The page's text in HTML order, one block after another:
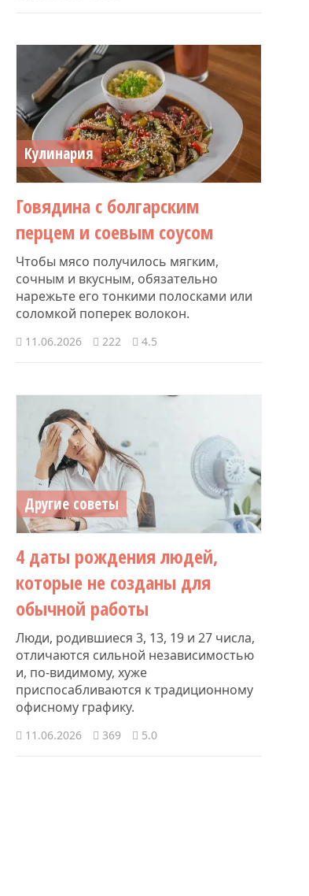
Кулинария
Говядина с болгарским
перцем и соевым соусом
Чтобы мясо получилось мягким,
сочным и вкусным, обязательно
нарежьте его тонкими полосками или
соломкой поперек волокон.
11.06.2026 222 4.5
Другие советы
4 даты рождения людей,
которые не созданы для
обычной работы
Люди, родившиеся 3, 13, 19 и 27 числа,
отличаются сильной независимостью
и, по-видимому, хуже
приспосабливаются к традиционному
офисному графику.
11.06.2026 369 5.0